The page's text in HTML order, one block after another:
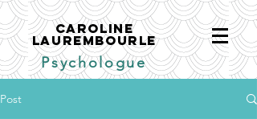
CAROLINE
LAUREMBOURLE
Psychologue
Post